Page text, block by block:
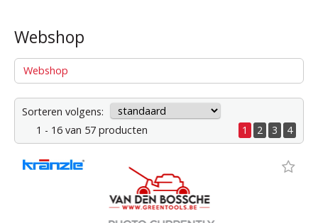
Webshop
Webshop
Sorteren volgens:
1 - 16 van 57 producten
1 2 3 4